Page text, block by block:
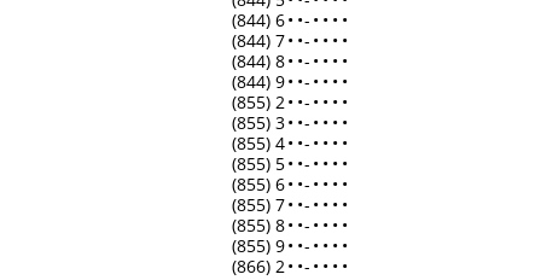
(844) 6• •- • • • •
(844) 7• •- • • • •
(844) 8• •- • • • •
(844) 9• •- • • • •
(855) 2• •- • • • •
(855) 3• •- • • • •
(855) 4• •- • • • •
(855) 5• •- • • • •
(855) 6• •- • • • •
(855) 7• •- • • • •
(855) 8• •- • • • •
(855) 9• •- • • • •
(866) 2• •- • • • •